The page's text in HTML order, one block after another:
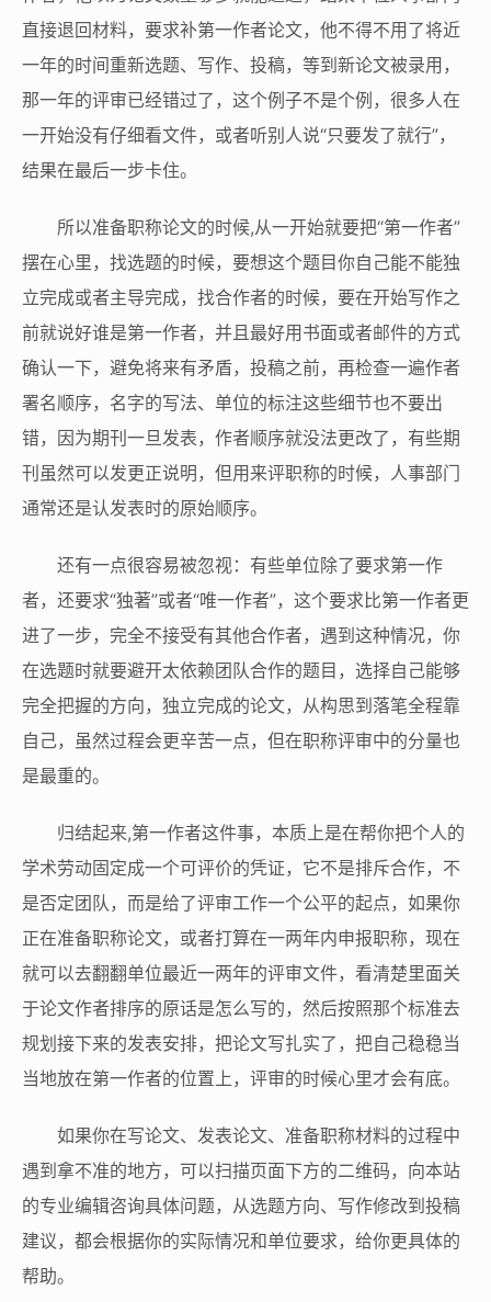
直接退回材料，要求补第一作者论文，他不得不用了将近
一年的时间重新选题、写作、投稿，等到新论文被录用，
那一年的评审已经错过了，这个例子不是个例，很多人在
一开始没有仔细看文件，或者听别人说“只要发了就行”，
结果在最后一步卡住。
所以准备职称论文的时候,从一开始就要把“第一作者”
摆在心里，找选题的时候，要想这个题目你自己能不能独
立完成或者主导完成，找合作者的时候，要在开始写作之
前就说好谁是第一作者，并且最好用书面或者邮件的方式
确认一下，避免将来有矛盾，投稿之前，再检查一遍作者
署名顺序，名字的写法、单位的标注这些细节也不要出
错，因为期刊一旦发表，作者顺序就没法更改了，有些期
刊虽然可以发更正说明，但用来评职称的时候，人事部门
通常还是认发表时的原始顺序。
还有一点很容易被忽视：有些单位除了要求第一作
者，还要求“独著”或者“唯一作者”，这个要求比第一作者更
进了一步，完全不接受有其他合作者，遇到这种情况，你
在选题时就要避开太依赖团队合作的题目，选择自己能够
完全把握的方向，独立完成的论文，从构思到落笔全程靠
自己，虽然过程会更辛苦一点，但在职称评审中的分量也
是最重的。
归结起来,第一作者这件事，本质上是在帮你把个人的
学术劳动固定成一个可评价的凭证，它不是排斥合作，不
是否定团队，而是给了评审工作一个公平的起点，如果你
正在准备职称论文，或者打算在一两年内申报职称，现在
就可以去翻翻单位最近一两年的评审文件，看清楚里面关
于论文作者排序的原话是怎么写的，然后按照那个标准去
规划接下来的发表安排，把论文写扎实了，把自己稳稳当
当地放在第一作者的位置上，评审的时候心里才会有底。
如果你在写论文、发表论文、准备职称材料的过程中
遇到拿不准的地方，可以扫描页面下方的二维码，向本站
的专业编辑咨询具体问题，从选题方向、写作修改到投稿
建议，都会根据你的实际情况和单位要求，给你更具体的
帮助。